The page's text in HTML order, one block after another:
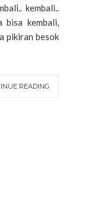
kembali..
bisa kembali,
pikiran besok
READING